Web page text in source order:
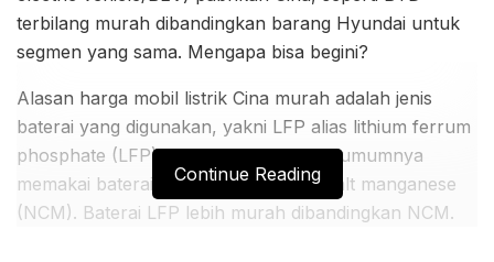
terbilang murah dibandingkan barang Hyundai untuk
segmen yang sama. Mengapa bisa begini?
Alasan harga mobil listrik Cina murah adalah jenis
baterai yang digunakan, yakni LFP alias lithium ferrum
phosphate (LFP), sedangkan Hyundai umumnya
memakai baterai lithium ion nickel cobalt manganese
(NCM). Baterai LFP lebih murah dibandingkan NCM.
Continue Reading